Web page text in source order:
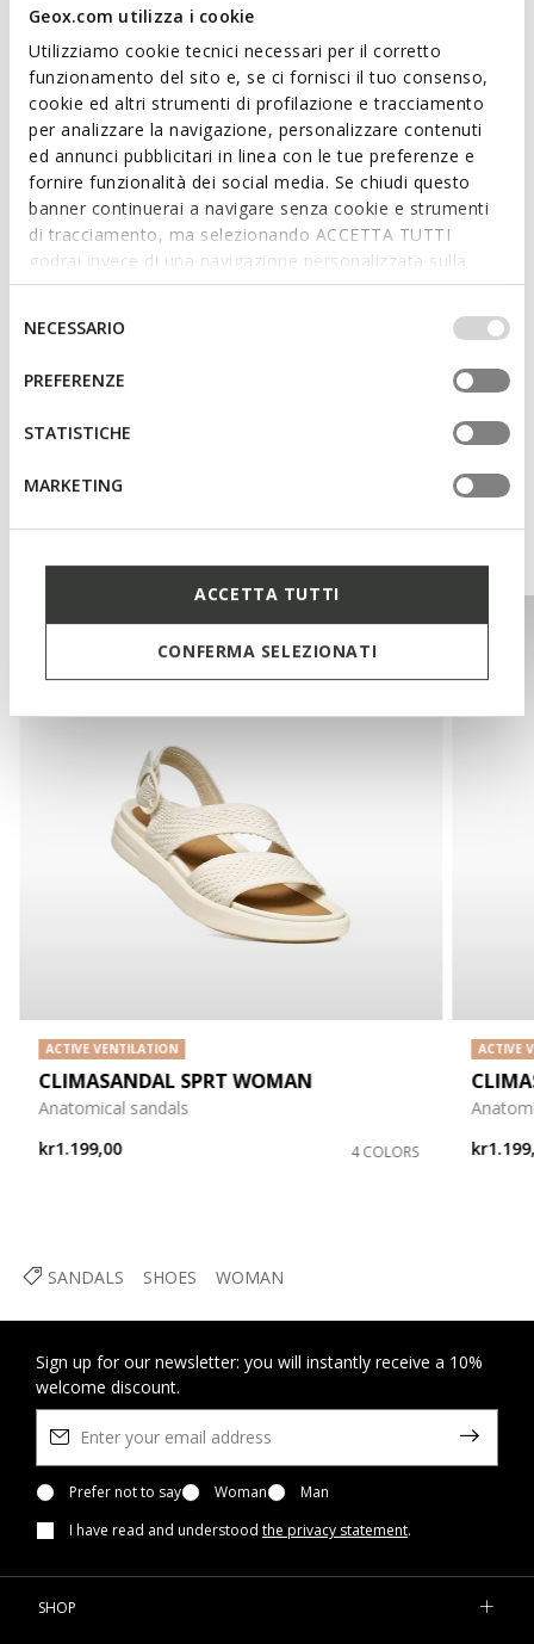
Geox.com utilizza i cookie
Utilizziamo cookie tecnici necessari per il corretto
funzionamento del sito e, se ci fornisci il tuo consenso,
cookie ed altri strumenti di profilazione e tracciamento
per analizzare la navigazione, personalizzare contenuti
ed annunci pubblicitari in linea con le tue preferenze e
fornire funzionalità dei social media. Se chiudi questo
banner continuerai a navigare senza cookie e strumenti
di tracciamento, ma selezionando ACCETTA TUTTI
godrai invece di una navigazione personalizzata sulla
base dei tuoi gusti ed interessi. Selezionando
IMPOSTAZIONI potrai anche scegliere quali cookies ed
altri strumenti di tracciamento autorizzare. Per maggiori
informazioni o per modificare in qualsiasi momento le
tue impostazioni, visita la nostra
del
consenso
NECESSARIO
PREFERENZE
STATISTICHE
MARKETING
ACCETTA TUTTI
CONFERMA SELEZIONATI
material and leather-effect material. Light, comfortable and
breathable, Camalei is ideal for enjoying the city to the full on
warm days, from running errands to leisure time.
ITEM CODE: D550NA0NFBCC1223
Read more
Features
Thickness of sole: 3,5 cm / 1,4"
Buckle on the strap to adjust the fit
Technologies
SANDALS SHOES WOMAN
You may also like
ACTIVE VENTILATION
CLIMASANDAL SPRT WOMAN
Anatomical sandals
kr1.199,00
4 COLORS
ACTIVE
Sign up for our newsletter: you will instantly receive a 10%
welcome discount.
Prefer not to say Woman
Man
I have read and understood the privacy statement.
SHOP